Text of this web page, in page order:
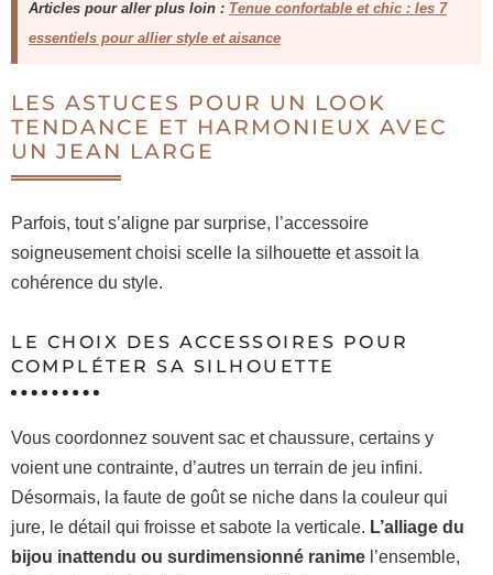
Articles pour aller plus loin : Tenue confortable et chic : les 7
essentiels pour allier style et aisance
LES ASTUCES POUR UN LOOK
TENDANCE ET HARMONIEUX AVEC
UN JEAN LARGE
Parfois, tout s’aligne par surprise, l’accessoire
soigneusement choisi scelle la silhouette et assoit la
cohérence du style.
LE CHOIX DES ACCESSOIRES POUR
COMPLÉTER SA SILHOUETTE
Vous coordonnez souvent sac et chaussure, certains y
voient une contrainte, d’autres un terrain de jeu infini.
Désormais, la faute de goût se niche dans la couleur qui
jure, le détail qui froisse et sabote la verticale. L’alliage du
bijou inattendu ou surdimensionné ranime l’ensemble,